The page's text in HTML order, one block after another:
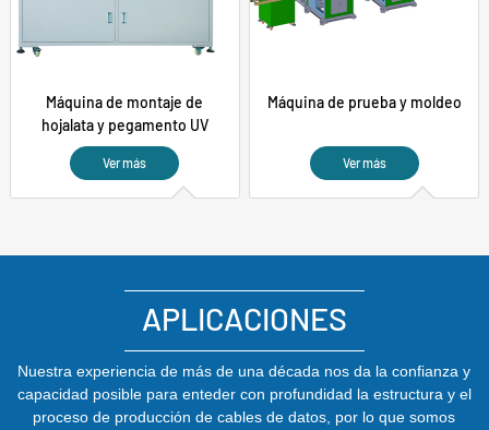
Máquina de montaje de
hojalata y pegamento UV
Ver más
Máquina de prueba y moldeo
Ver más
APLICACIONES
Nuestra experiencia de más de una década nos da la confianza y
capacidad posible para enteder con profundidad la estructura y el
proceso de producción de cables de datos, por lo que somos